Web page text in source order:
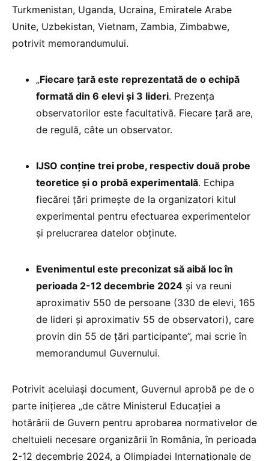
Turkmenistan, Uganda, Ucraina, Emiratele Arabe
Unite, Uzbekistan, Vietnam, Zambia, Zimbabwe,
potrivit memorandumului.
„Fiecare țară este reprezentată de o echipă
formată din 6 elevi și 3 lideri. Prezența
observatorilor este facultativă. Fiecare țară are,
de regulă, câte un observator.
IJSO conține trei probe, respectiv două probe
teoretice și o probă experimentală. Echipa
fiecărei țări primește de la organizatori kitul
experimental pentru efectuarea experimentelor
și prelucrarea datelor obținute.
Evenimentul este preconizat să aibă loc în
perioada 2-12 decembrie 2024 și va reuni
aproximativ 550 de persoane (330 de elevi, 165
de lideri și aproximativ 55 de observatori), care
provin din 55 de țări participante”, mai scrie în
memorandumul Guvernului.
Potrivit aceluiași document, Guvernul aprobă pe de o
parte inițierea „de către Ministerul Educației a
hotărârii de Guvern pentru aprobarea normativelor de
cheltuieli necesare organizării în România, în perioada
2-12 decembrie 2024, a Olimpiadei Internaționale de